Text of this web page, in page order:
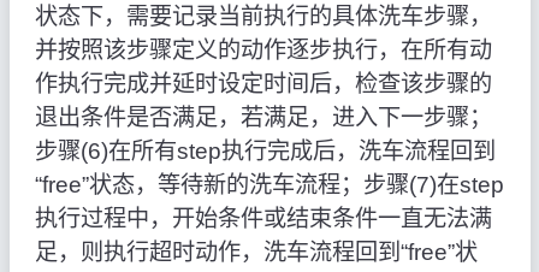
状态下，需要记录当前执行的具体洗车步骤，
并按照该步骤定义的动作逐步执行，在所有动
作执行完成并延时设定时间后，检查该步骤的
退出条件是否满足，若满足，进入下一步骤；
步骤(6)在所有step执行完成后，洗车流程回到
“free”状态，等待新的洗车流程；步骤(7)在step
执行过程中，开始条件或结束条件一直无法满
足，则执行超时动作，洗车流程回到“free”状